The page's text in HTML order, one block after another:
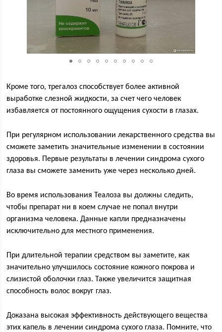
Кроме того, трегалоз способствует более активной
выработке слезной жидкости, за счет чего человек
избавляется от постоянного ощущения сухости в глазах.
При регулярном использовании лекарственного средства вы
сможете заметить значительные изменении в состоянии
здоровья. Первые результаты в лечении синдрома сухого
глаза вы сможете заменить уже через несколько дней.
Во время использования Теалоза вы должны следить,
чтобы препарат ни в коем случае не попал внутри
организма человека. Данные капли предназначены
исключительно для местного применения.
При длительной терапии средством вы заметите, как
значительно улучшилось состояние кожного покрова и
слизистой оболочки глаз. Также увеличится защитная
способность волос вокруг глаз.
Доказана высокая эффективность действующего вещества
этих капель в лечении синдрома сухого глаза. Помните, что